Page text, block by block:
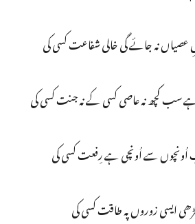
نہ جائے گی خالی شفاعت کسی کی
سب کچھ نہ عاصی کسی کے نہ جنت کسی کی
سے اُونچی ہے رِفعت کسی کی
ایسی زوروں پہ طاقت کسی کی